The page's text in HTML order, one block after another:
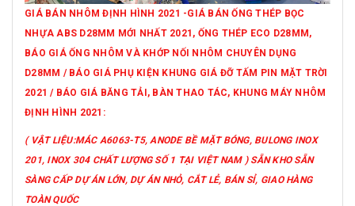
GIÁ BÁN NHÔM ĐỊNH HÌNH 2021 -GIÁ BÁN ỐNG THÉP BỌC
NHỰA ABS D28MM MỚI NHẤT 2021, ỐNG THÉP ECO D28MM,
BÁO GIÁ ỐNG NHÔM VÀ KHỚP NỐI NHÔM CHUYÊN DỤNG
D28MM / BÁO GIÁ PHỤ KIỆN KHUNG GIÁ ĐỠ TẤM PIN MẶT TRỜI
2021 / BÁO GIÁ BĂNG TẢI, BÀN THAO TÁC, KHUNG MÁY NHÔM
ĐỊNH HÌNH 2021:
( VẬT LIỆU:MÁC A6063-T5, ANODE BỀ MẶT BÓNG, BULONG INOX
201, INOX 304 CHẤT LƯỢNG SỐ 1 TẠI VIỆT NAM ) SẴN KHO SẴN
SÀNG CẤP DỰ ÁN LỚN, DỰ ÁN NHỎ, CẮT LẺ, BÁN SỈ, GIAO HÀNG
TOÀN QUỐC